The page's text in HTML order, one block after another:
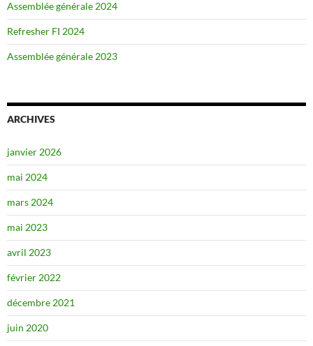
Assemblée générale 2024
Refresher FI 2024
Assemblée générale 2023
ARCHIVES
janvier 2026
mai 2024
mars 2024
mai 2023
avril 2023
février 2022
décembre 2021
juin 2020